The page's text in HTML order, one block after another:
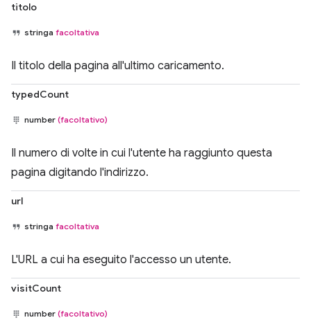
titolo
stringa facoltativa
Il titolo della pagina all'ultimo caricamento.
typedCount
number (facoltativo)
Il numero di volte in cui l'utente ha raggiunto questa
pagina digitando l'indirizzo.
url
stringa facoltativa
L'URL a cui ha eseguito l'accesso un utente.
visitCount
number (facoltativo)